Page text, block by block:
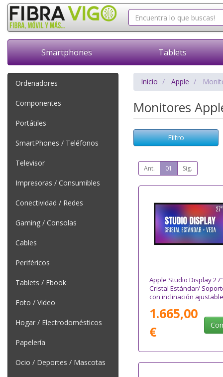
Smartphones Tablets
Ordenadores
Componentes
Portátiles
SmartPhones / Teléfonos
Televisor
Impresoras / Consumibles
Conectividad / Redes
Gaming / Consolas
Cables
Periféricos
Tablets / Ebook
Foto / Video
Hogar / Electrodomésticos
Papelería
Ocio / Deportes / Mascotas
Inicio Apple
Monitores
Filtro
Ant. 01 Sig.
Apple Studio Display
Cristal Estándar/
con inclinación ajustable
1.665,00
€